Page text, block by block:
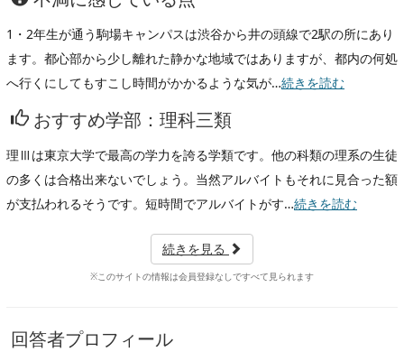
1・2年生が通う駒場キャンパスは渋谷から井の頭線で2駅の所にあり
ます。都心部から少し離れた静かな地域ではありますが、都内の何処
へ行くにしてもすこし時間がかかるような気が…続きを読む
おすすめ学部：理科三類
理Ⅲは東京大学で最高の学力を誇る学類です。他の科類の理系の生徒
の多くは合格出来ないでしょう。当然アルバイトもそれに見合った額
が支払われるそうです。短時間でアルバイトがす…続きを読む
続きを見る
※このサイトの情報は会員登録なしですべて見られます
回答者プロフィール